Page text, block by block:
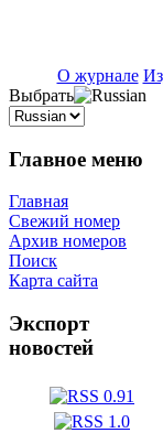
О журнале
Выбрать
Главное меню
Главная
Свежий номер
Архив номеров
Поиск
Карта сайта
Экспорт
новостей